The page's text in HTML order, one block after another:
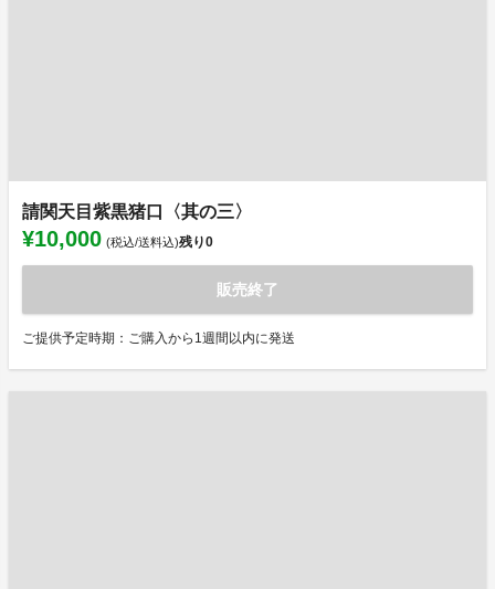
請関天目紫黒猪口〈其の三〉
¥10,000 (税込/送料込)残り0
販売終了
ご提供予定時期：ご購入から1週間以内に発送